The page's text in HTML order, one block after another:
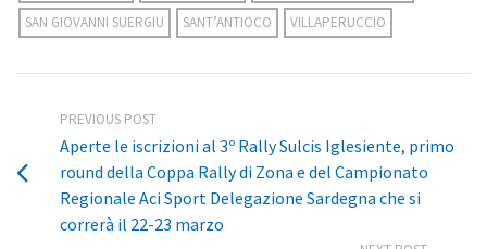
SAN GIOVANNI SUERGIU
SANT’ANTIOCO VILLAPERUCCIO
PREVIOUS POST
Aperte le iscrizioni al 3º Rally Sulcis Iglesiente, primo
round della Coppa Rally di Zona e del Campionato
Regionale Aci Sport Delegazione Sardegna che si
correrà il 22-23 marzo